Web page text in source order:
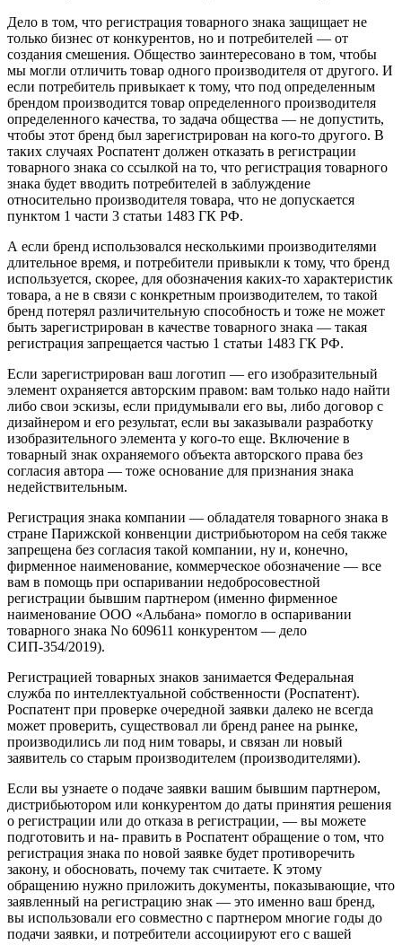
Дело в том, что регистрация товарного знака защищает не
только бизнес от конкурентов, но и потребителей — от
создания смешения. Общество заинтересовано в том, чтобы
мы могли отличить товар одного производителя от другого. И
если потребитель привыкает к тому, что под определенным
брендом производится товар определенного производителя
определенного качества, то задача общества — не допустить,
чтобы этот бренд был зарегистрирован на кого-то другого. В
таких случаях Роспатент должен отказать в регистрации
товарного знака со ссылкой на то, что регистрация товарного
знака будет вводить потребителей в заблуждение
относительно производителя товара, что не допускается
пунктом 1 части 3 статьи 1483 ГК РФ.
А если бренд использовался несколькими производителями
длительное время, и потребители привыкли к тому, что бренд
используется, скорее, для обозначения каких-то характеристик
товара, а не в связи с конкретным производителем, то такой
бренд потерял различительную способность и тоже не может
быть зарегистрирован в качестве товарного знака — такая
регистрация запрещается частью 1 статьи 1483 ГК РФ.
Если зарегистрирован ваш логотип — его изобразительный
элемент охраняется авторским правом: вам только надо найти
либо свои эскизы, если придумывали его вы, либо договор с
дизайнером и его результат, если вы заказывали разработку
изобразительного элемента у кого-то еще. Включение в
товарный знак охраняемого объекта авторского права без
согласия автора — тоже основание для признания знака
недействительным.
Регистрация знака компании — обладателя товарного знака в
стране Парижской конвенции дистрибьютором на себя также
запрещена без согласия такой компании, ну и, конечно,
фирменное наименование, коммерческое обозначение — все
вам в помощь при оспаривании недобросовестной
регистрации бывшим партнером (именно фирменное
наименование ООО «Альбана» помогло в оспаривании
товарного знака No 609611 конкурентом — дело
СИП-354/2019).
Регистрацией товарных знаков занимается Федеральная
служба по интеллектуальной собственности (Роспатент).
Роспатент при проверке очередной заявки далеко не всегда
может проверить, существовал ли бренд ранее на рынке,
производились ли под ним товары, и связан ли новый
заявитель со старым производителем (производителями).
Если вы узнаете о подаче заявки вашим бывшим партнером,
дистрибьютором или конкурентом до даты принятия решения
о регистрации или до отказа в регистрации, — вы можете
подготовить и на- править в Роспатент обращение о том, что
регистрация знака по новой заявке будет противоречить
закону, и обосновать, почему так считаете. К этому
обращению нужно приложить документы, показывающие, что
заявленный на регистрацию знак — это именно ваш бренд,
вы использовали его совместно с партнером многие годы до
подачи заявки, и потребители ассоциируют его с вашей